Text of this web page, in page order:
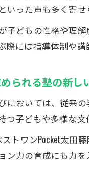
いった声も多く寄せ
子どもの性格や理
際には指導体制や
られる塾の新し
においては、従来
つ子どもや多様な
ストワンPocket太
ン力の育成にも力